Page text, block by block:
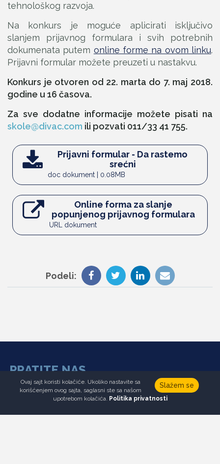
tehnološkog razvoja.
Na konkurs je moguće aplicirati isključivo
slanjem prijavnog formulara i svih potrebnih
dokumenata putem online forme na ovom linku.
Prijavni formular možete preuzeti u nastakvu.
Konkurs je otvoren od 22. marta do 7. maj 2018.
godine u 16 časova.
Za sve dodatne informacije možete pisati na
skole@divac.com ili pozvati 011/33 41 755.
Prijavni formular - Da rastemo
srećni
doc dokument | 0.08MB
Online forma za slanje
popunjenog prijavnog formulara
URL dokument
Podeli:
PRATITE NAS
Newsletter
Donirajte
Slažem se
Ovaj sajt koristi kolačiće. Ukoliko nastavite sa
korišćenjem ovog sajta, saglasni ste sa našom
upotrebom kolačića. Politika privatnosti